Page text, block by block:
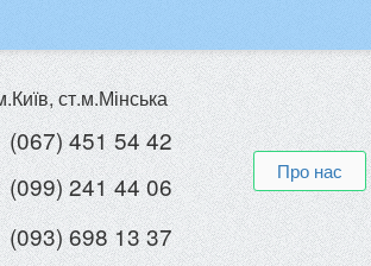
ст.м.Мінська
(067) 451 54 42
(099) 241 44 06
(093) 698 13 37
Про нас